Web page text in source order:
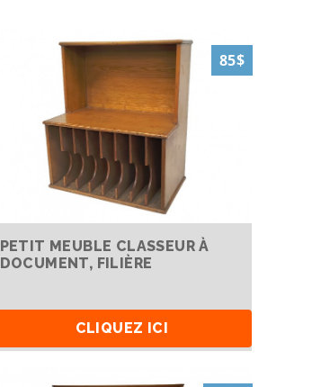
85$
PETIT MEUBLE CLASSEUR À
DOCUMENT, FILIÈRE
CLIQUEZ ICI